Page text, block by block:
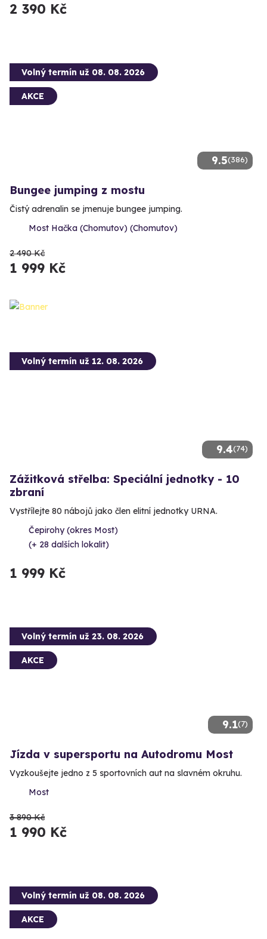
2 390 Kč
9.5(386)
Volný termín už 08. 08. 2026
AKCE
Bungee jumping z mostu
Čistý adrenalin se jmenuje bungee jumping.
Most Hačka (Chomutov) (Chomutov)
2 490 Kč
1 999 Kč
9.4(74)
Volný termín už 12. 08. 2026
Zážitková střelba: Speciální jednotky - 10
zbraní
Vystřílejte 80 nábojů jako člen elitní jednotky URNA.
Čepirohy (okres Most)
(+ 28 dalších lokalit)
1 999 Kč
9.1(7)
Volný termín už 23. 08. 2026
AKCE
Jízda v supersportu na Autodromu Most
Vyzkoušejte jedno z 5 sportovních aut na slavném okruhu.
Most
3 890 Kč
1 990 Kč
Volný termín už 08. 08. 2026
AKCE